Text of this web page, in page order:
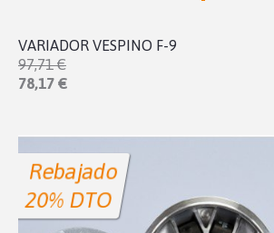
VARIADOR VESPINO F-9
97,71 €
78,17 €
Rebajado
20% DTO